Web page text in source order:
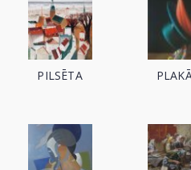
PILSĒTA